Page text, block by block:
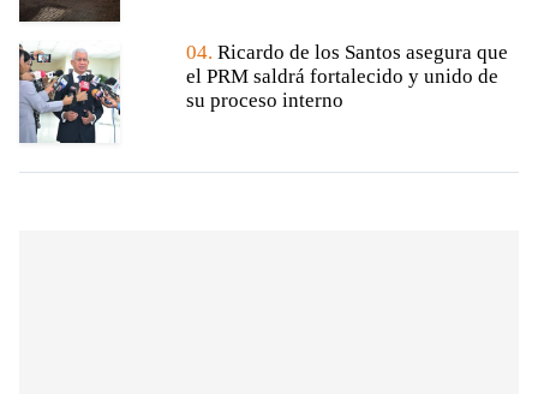
04. Ricardo de los Santos asegura que
el PRM saldrá fortalecido y unido de
su proceso interno